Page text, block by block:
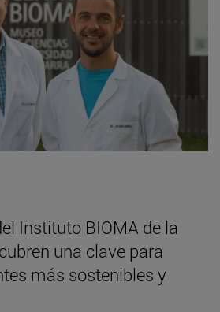
Instituto BIOMA de la
una clave para
más sostenibles y